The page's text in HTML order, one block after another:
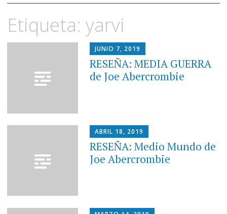
al
contenido
Etiqueta: yarvi
JUNIO 7, 2019
RESEÑA: MEDIA GUERRA
de Joe Abercrombie
ABRIL 18, 2019
RESEÑA: Medio Mundo de
Joe Abercrombie